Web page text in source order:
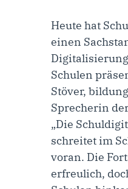
Heute hat
einen
Schulen
Stöver,
Sprecherin
„Die
schreitet im
voran. Die
erfreulich,